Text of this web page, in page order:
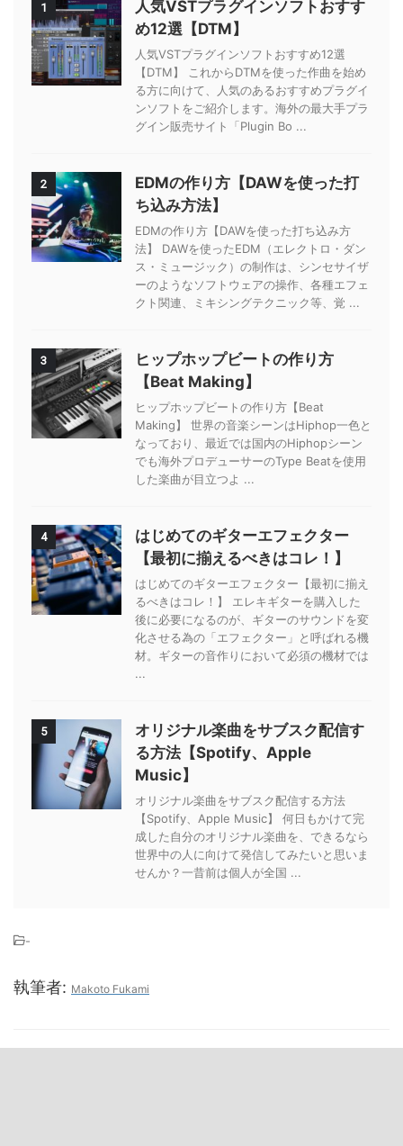
1
人気VSTプラグインソフトおすす
め12選【DTM】
人気VSTプラグインソフトおすすめ12選
【DTM】 これからDTMを使った作曲を始め
る方に向けて、人気のあるおすすめプラグイ
ンソフトをご紹介します。海外の最大手プラ
グイン販売サイト「Plugin Bo ...
2
EDMの作り方【DAWを使った打
ち込み方法】
EDMの作り方【DAWを使った打ち込み方
法】 DAWを使ったEDM（エレクトロ・ダン
ス・ミュージック）の制作は、シンセサイザ
ーのようなソフトウェアの操作、各種エフェ
クト関連、ミキシングテクニック等、覚 ...
3
ヒップホップビートの作り方
【Beat Making】
ヒップホップビートの作り方【Beat
Making】 世界の音楽シーンはHiphop一色と
なっており、最近では国内のHiphopシーン
でも海外プロデューサーのType Beatを使用
した楽曲が目立つよ ...
4
はじめてのギターエフェクター
【最初に揃えるべきはコレ！】
はじめてのギターエフェクター【最初に揃え
るべきはコレ！】 エレキギターを購入した
後に必要になるのが、ギターのサウンドを変
化させる為の「エフェクター」と呼ばれる機
材。ギターの音作りにおいて必須の機材では
...
5
オリジナル楽曲をサブスク配信す
る方法【Spotify、Apple
Music】
オリジナル楽曲をサブスク配信する方法
【Spotify、Apple Music】 何日もかけて完
成した自分のオリジナル楽曲を、できるなら
世界中の人に向けて発信してみたいと思いま
せんか？一昔前は個人が全国 ...
-
執筆者: Makoto Fukami